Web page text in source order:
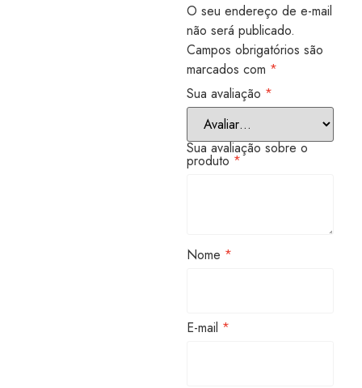
O seu endereço de e-mail
não será publicado.
Campos obrigatórios são
marcados com *
Sua avaliação *
Sua avaliação sobre o
produto *
Nome *
E-mail *